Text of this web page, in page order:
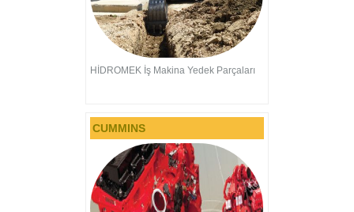
HİDROMEK İş Makina Yedek Parçaları
CUMMINS